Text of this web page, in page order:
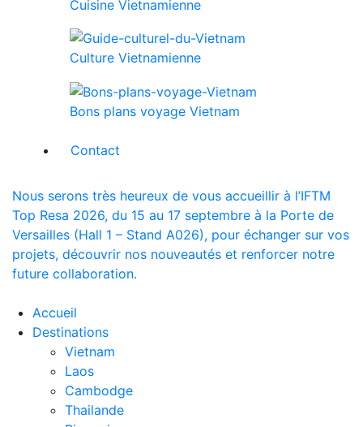
Cuisine Vietnamienne
Culture Vietnamienne
Bons plans voyage Vietnam
Contact
Nous serons très heureux de vous accueillir à l’IFTM
Top Resa 2026, du 15 au 17 septembre à la Porte de
Versailles (Hall 1 – Stand A026), pour échanger sur vos
projets, découvrir nos nouveautés et renforcer notre
future collaboration.
Accueil
Destinations
Vietnam
Laos
Cambodge
Thailande